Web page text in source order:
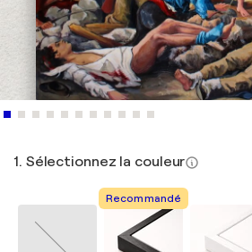
1. Sélectionnez la couleur
Recommandé